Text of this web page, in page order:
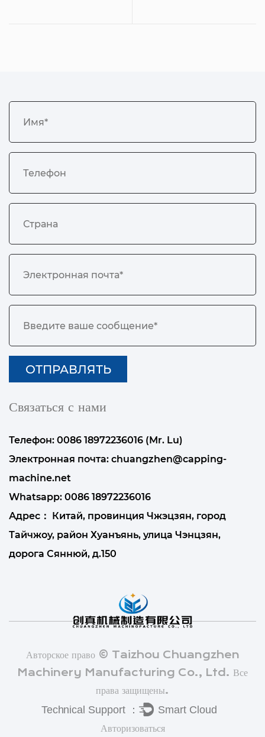
Связаться с нами
Телефон: 0086 18972236016 (Mr. Lu)
Электронная почта: chuangzhen@capping-
machine.net
Whatsapp: 0086 18972236016
Адрес： Китай, провинция Чжэцзян, город
Тайчжоу, район Хуанъянь, улица Чэнцзян,
дорога Сяннюй, д.150
Авторское право © Taizhou Chuangzhen
Machinery Manufacturing Co., Ltd. Все
права защищены.
Авторизоваться